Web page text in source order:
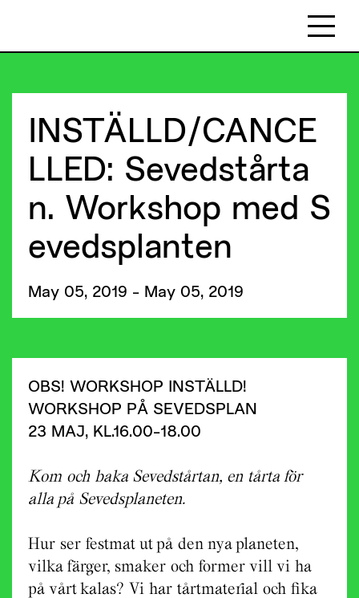
INSTÄLLD/CANCE
LLED: Sevedstårta
n. Workshop med S
evedsplanten
May 05, 2019 - May 05, 2019
OBS! WORKSHOP INSTÄLLD!
WORKSHOP PÅ SEVEDSPLAN
23 MAJ, KL.16.00-18.00
Kom och baka Sevedstårtan, en tårta för
alla på Sevedsplaneten.
Hur ser festmat ut på den nya planeten,
vilka färger, smaker och former vill vi ha
på vårt kalas? Vi har tårtmaterial och fika